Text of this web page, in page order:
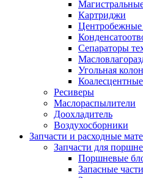
Картриджи
Центробежные
Сепараторы
Угольная
Коалесцентные
Ресиверы
Маслораспылители
Доохладитель
Воздухосборники
Запчасти и расходные
Запчасти для
Поршневые
Запасные